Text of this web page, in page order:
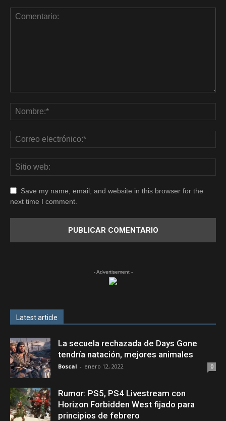
Save my name, email, and website in this browser for the
next time I comment.
- Advertisement -
Latest article
La secuela rechazada de Days Gone
tendría natación, mejores animales
Boscal - enero 12, 2022 0
Rumor: PS5, PS4 Livestream con
Horizon Forbidden West fijado para
principios de febrero